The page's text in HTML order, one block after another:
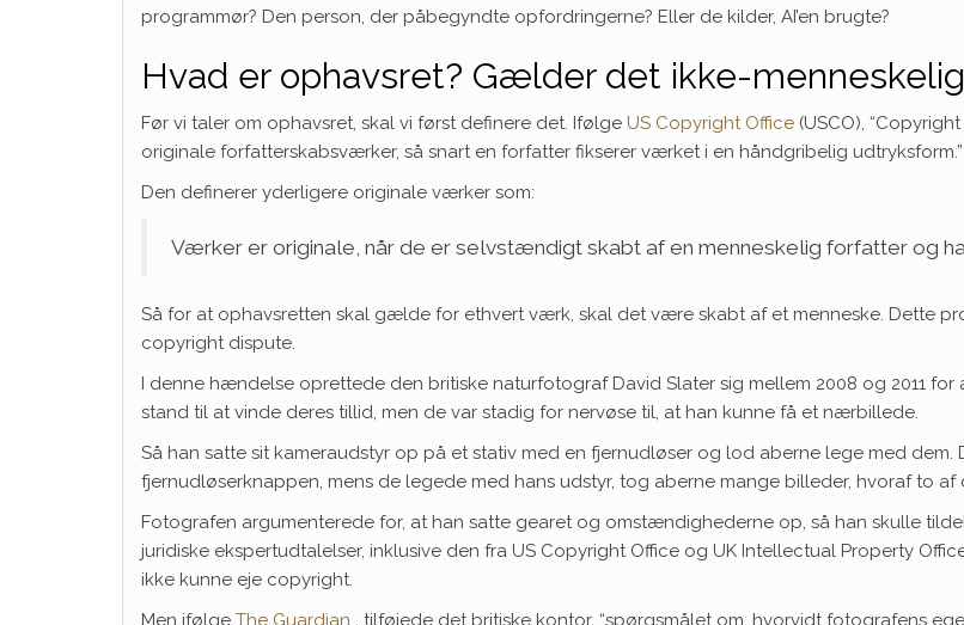
programmør? Den person, der påbegyndte opfordringerne? Eller de kilder, AI’en brugte?
Hvad er ophavsret? Gælder det ikke-
Før vi taler om ophavsret, skal vi først definere det. Ifølge US Copyright Office (USCO),
originale forfatterskabsværker, så snart en forfatter fikserer værket i en håndgribelig udtryksform.”
Den definerer yderligere originale værker som:
Værker er originale, når de er selvstændigt skabt af en menneskelig forfatter og
Så for at ophavsretten skal gælde for ethvert værk, skal det være skabt af et menneske. Dette
copyright dispute.
I denne hændelse oprettede den britiske naturfotograf David Slater sig mellem 2008 og 2011
stand til at vinde deres tillid, men de var stadig for nervøse til, at han kunne få et nærbillede.
Så han satte sit kameraudstyr op på et stativ med en fjernudløser og lod aberne lege med
fjernudløserknappen, mens de legede med hans udstyr, tog aberne mange billeder, hvoraf to
Fotografen argumenterede for, at han satte gearet og omstændighederne op, så han skulle
juridiske ekspertudtalelser, inklusive den fra US Copyright Office og UK Intellectual Property
ikke kunne eje copyright.
Men ifølge The Guardian , tilføjede det britiske kontor, “spørgsmålet om, hvorvidt fotografens